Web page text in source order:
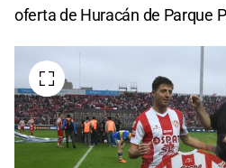
oferta de Huracán de Parque